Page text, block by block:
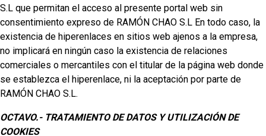
S.L que permitan el acceso al presente portal web sin
consentimiento expreso de RAMÓN CHAO S.L En todo caso, la
existencia de hiperenlaces en sitios web ajenos a la empresa,
no implicará en ningún caso la existencia de relaciones
comerciales o mercantiles con el titular de la página web donde
se establezca el hiperenlace, ni la aceptación por parte de
RAMÓN CHAO S.L.
OCTAVO.- TRATAMIENTO DE DATOS Y UTILIZACIÓN DE
COOKIES